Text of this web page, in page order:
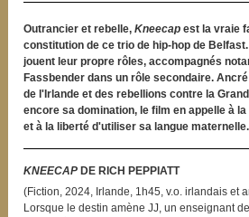
Outrancier et rebelle, Kneecapest la vraie
constitution de ce trio de hip-hop de
jouent leur propre rôles, accompagnés
Fassbender dans un rôle secondaire.
de l'Irlande et des rebellions contre la
encore sa domination, le film en appelle à
et à la liberté d'utiliser sa langue maternelle.
KNEECAP DE RICH PEPPIATT
(Fiction, 2024, Irlande, 1h45, v.o. irlandais et
Lorsque le destin amène JJ, un enseignant